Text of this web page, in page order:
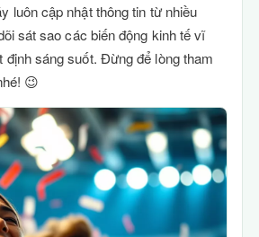
luôn cập nhật thông tin từ nhiều
sát sao các biến động kinh tế vĩ
định sáng suốt. Đừng để lòng tham
😉